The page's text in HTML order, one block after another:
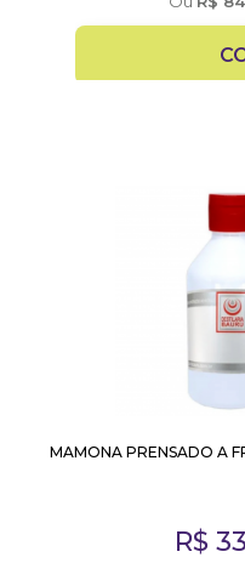
MAMONA PRENSADO A
R$